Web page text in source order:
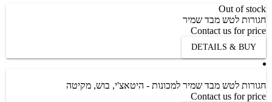
Out of stock
חגורות לטש מבד שמיר
Contact us for price
DETAILS & BUY
חגורות לטש מבד שמיר למכונות - היטאצ'י, בוש, מקיטה
Contact us for price